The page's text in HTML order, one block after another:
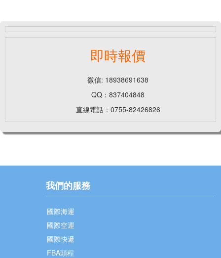
即時報價
微信: 18938691638
QQ：837404848
直線電話：0755-82426826
我們的服務
國際海運
國際空運
國際快遞
FBA頭程